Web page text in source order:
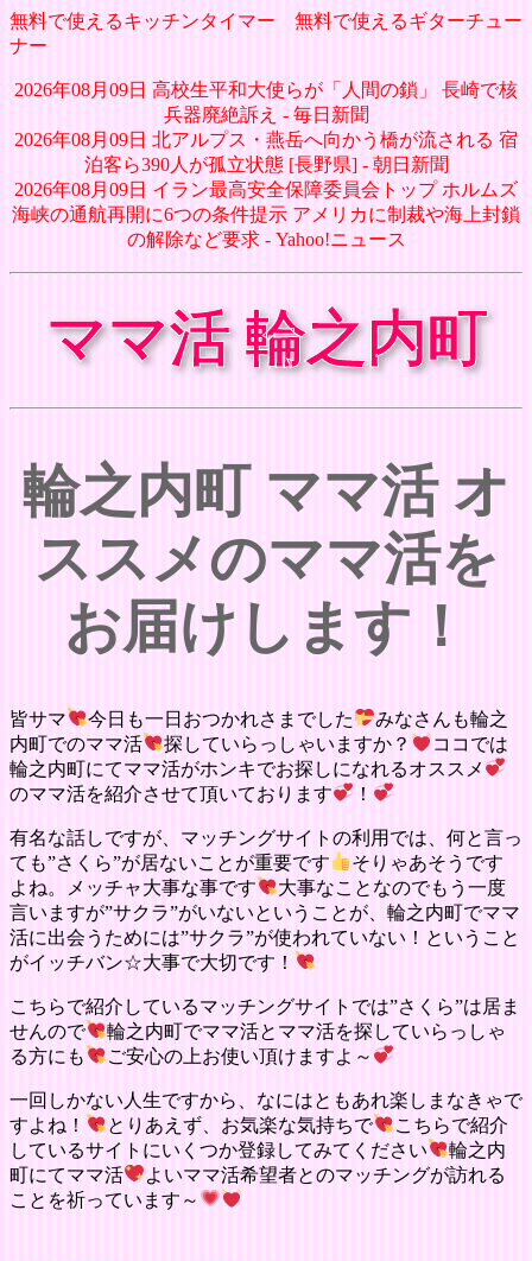
無料で使えるキッチンタイマー
無料で使えるギターチュー
ナー
2026年08月09日 高校生平和大使らが「人間の鎖」 長崎で核
兵器廃絶訴え - 毎日新聞
2026年08月09日 北アルプス・燕岳へ向かう橋が流される 宿
泊客ら390人が孤立状態 [長野県] - 朝日新聞
2026年08月09日 イラン最高安全保障委員会トップ ホルムズ
海峡の通航再開に6つの条件提示 アメリカに制裁や海上封鎖
の解除など要求 - Yahoo!ニュース
ママ活 輪之内町
輪之内町 ママ活 オ
ススメのママ活を
お届けします！
皆サマ 今日も一日おつかれさまでした
みなさんも輪之
内町でのママ活
探していらっしゃいますか？
ココでは
輪之内町にてママ活がホンキでお探しになれるオススメ
のママ活を紹介させて頂いております
！
有名な話しですが、マッチングサイトの利用では、何と言っ
ても”さくら”が居ないことが重要です
そりゃあそうです
よね。メッチャ大事な事です
大事なことなのでもう一度
言いますが”サクラ”がいないということが、輪之内町でママ
活に出会うためには”サクラ”が使われていない！ということ
がイッチバン☆大事で大切です！
こちらで紹介しているマッチングサイトでは”さくら”は居ま
せんので
輪之内町でママ活とママ活を探していらっしゃ
る方にも
ご安心の上お使い頂けますよ～
一回しかない人生ですから、なにはともあれ楽しまなきゃで
すよね！
とりあえず、お気楽な気持ちで
こちらで紹介
しているサイトにいくつか登録してみてください
輪之内
町にてママ活
よいママ活希望者とのマッチングが訪れる
ことを祈っています～